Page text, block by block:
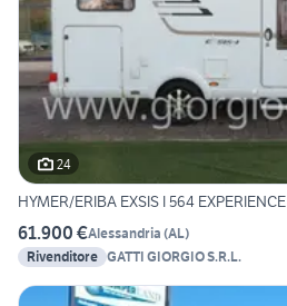
24
HYMER/ERIBA EXSIS I 564 EXPERIENCE
61.900 €Alessandria (AL)
Rivenditore GATTI GIORGIO S.R.L.